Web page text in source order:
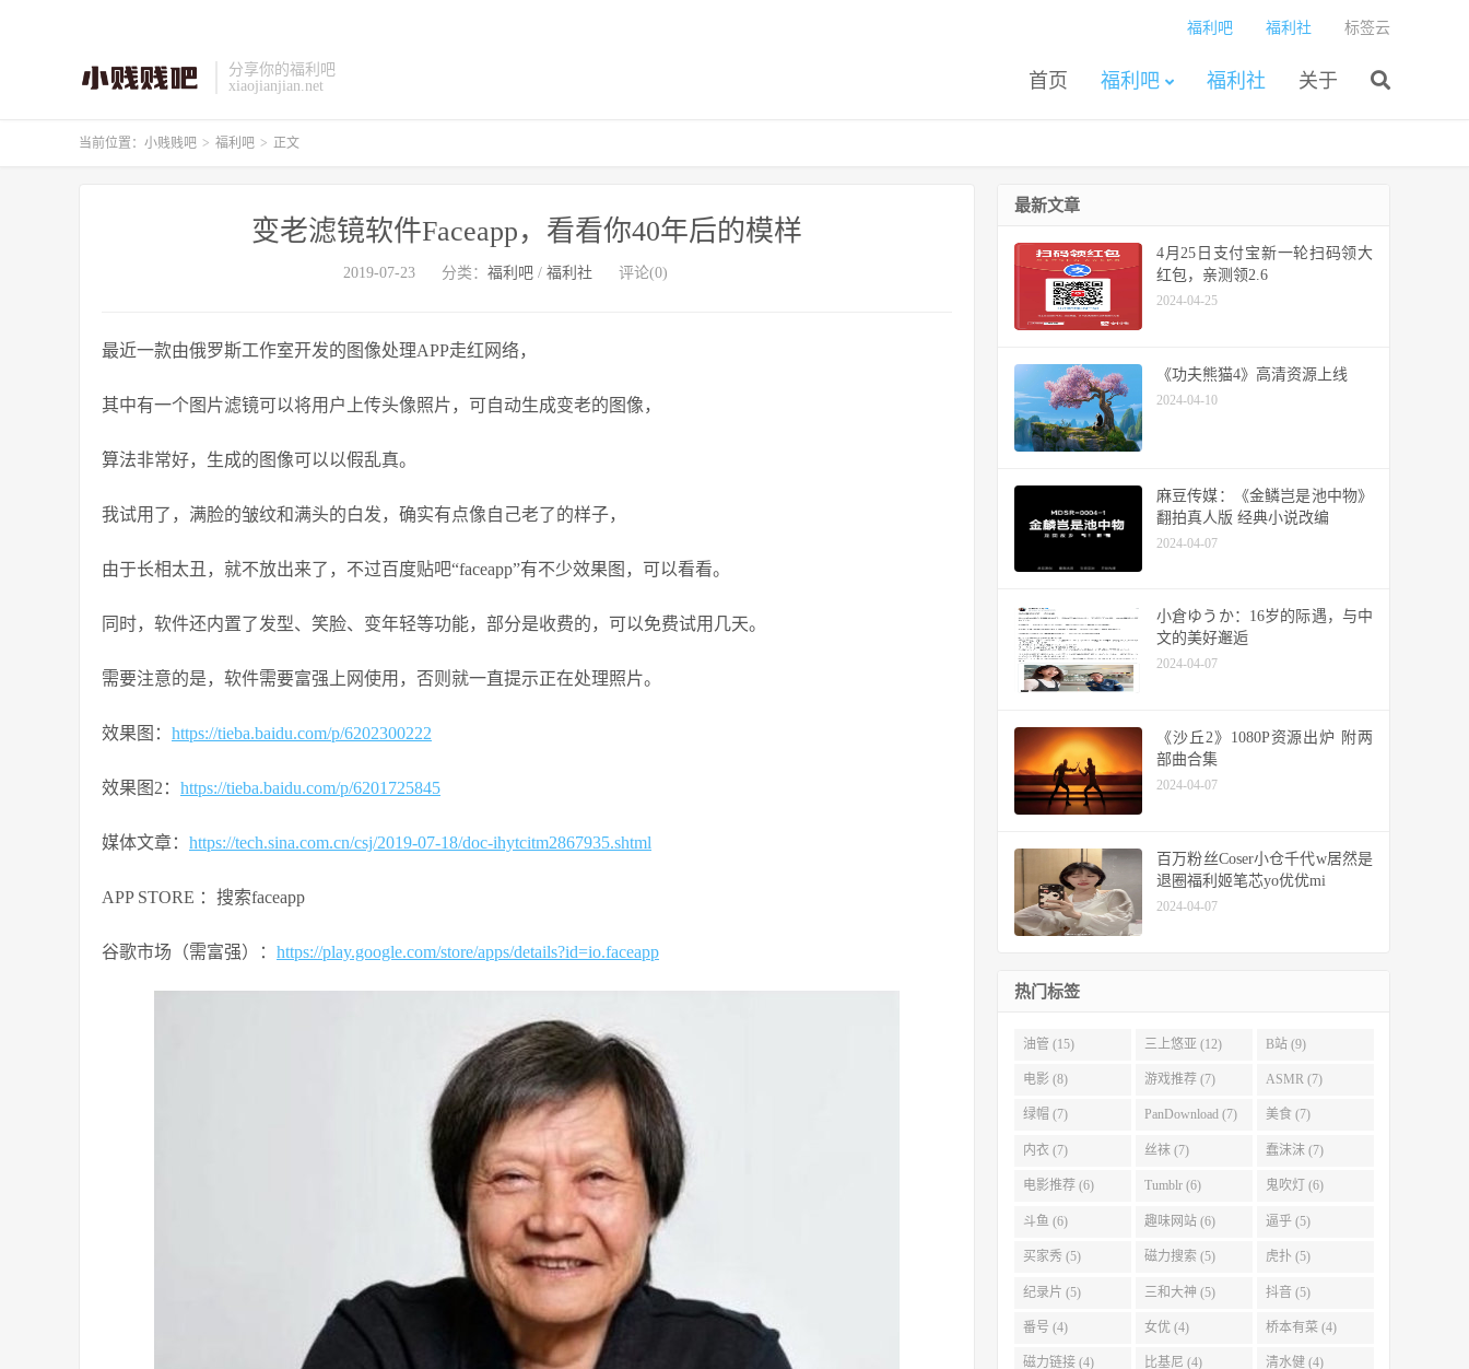
分享你的福利吧
xiaojianjian.net
首页 福利吧 福利社 关于
福利吧 福利社 标签云
当前位置： 小贱贱吧 > 福利吧 > 正文
变老滤镜软件Faceapp，看看你40年后的模样
2019-07-23 分类： 福利吧/ 福利社 评论(0)
最近一款由俄罗斯工作室开发的图像处理APP走红网络，
其中有一个图片滤镜可以将用户上传头像照片，可自动生成变老的图像，
算法非常好，生成的图像可以以假乱真。
我试用了，满脸的皱纹和满头的白发，确实有点像自己老了的样子，
由于长相太丑，就不放出来了，不过百度贴吧“faceapp”有不少效果图，可以看看。
同时，软件还内置了发型、笑脸、变年轻等功能，部分是收费的，可以免费试用几天。
需要注意的是，软件需要富强上网使用，否则就一直提示正在处理照片。
效果图： https://tieba.baidu.com/p/6202300222
效果图2： https://tieba.baidu.com/p/6201725845
媒体文章： https://tech.sina.com.cn/csj/2019-07-18/doc-ihytcitm2867935.shtml
APP STORE ：搜索faceapp
谷歌市场（需富强）： https://play.google.com/store/apps/details?id=io.faceapp
最新文章
4月25日支付宝新一轮扫码领大
红包，亲测领2.6
2024-04-25
《功夫熊猫4》高清资源上线
2024-04-10
麻豆传媒：《金鳞岂是池中物》
翻拍真人版 经典小说改编
2024-04-07
小倉ゆうか：16岁的际遇，与中
文的美好邂逅
2024-04-07
《沙丘2》1080P资源出炉 附两
部曲合集
2024-04-07
百万粉丝Coser小仓千代w居然是
退圈福利姬笔芯yo优优mi
2024-04-07
热门标签
油管 (15) 三上悠亚 (12) B站 (9)
电影 (8) 游戏推荐 (7) ASMR (7)
绿帽 (7) PanDownload (7) 美食 (7)
内衣 (7) 丝袜 (7) 蠢沫沫 (7)
电影推荐 (6) Tumblr (6) 鬼吹灯 (6)
斗鱼 (6) 趣味网站 (6) 逼乎 (5)
买家秀 (5) 磁力搜索 (5) 虎扑 (5)
纪录片 (5) 三和大神 (5) 抖音 (5)
番号 (4) 女优 (4) 桥本有菜 (4)
磁力链接 (4) 比基尼 (4) 清水健 (4)